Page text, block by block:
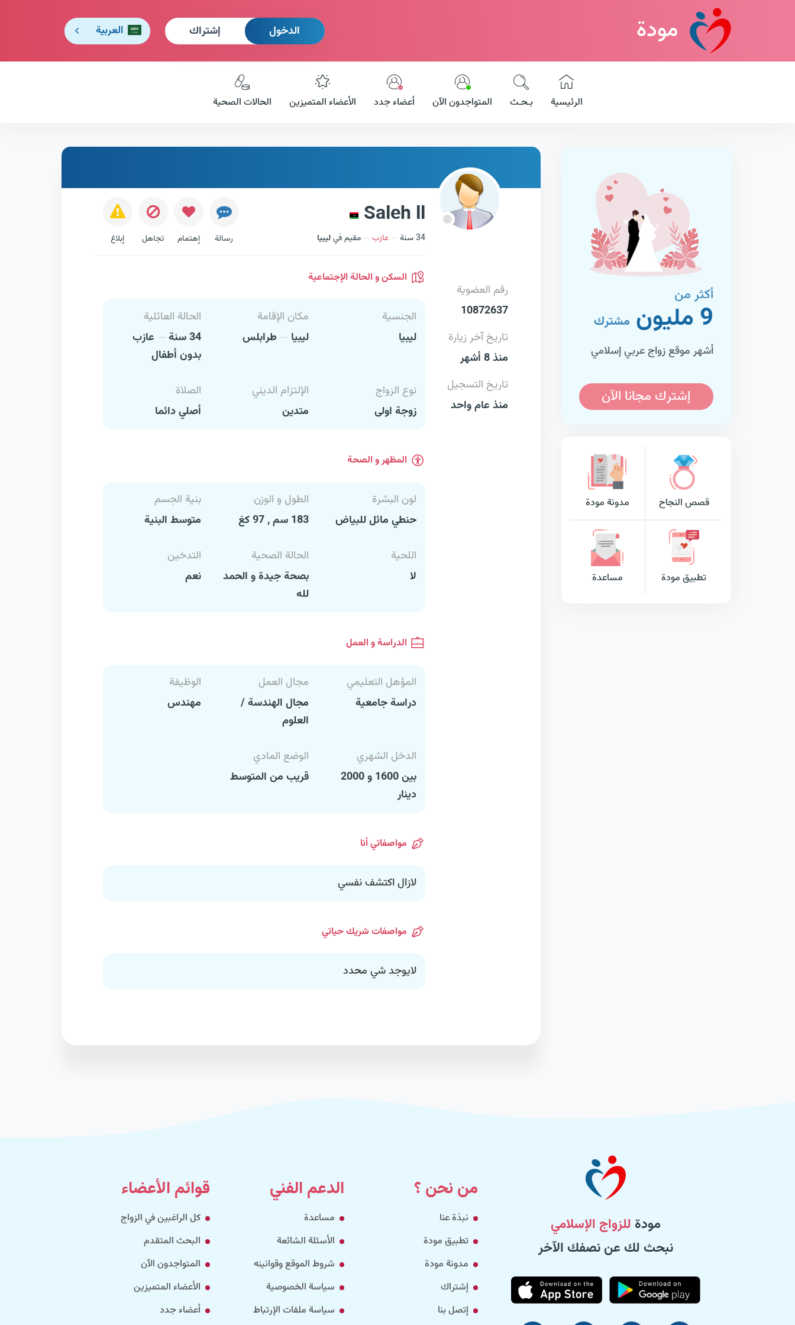
مودة الدخول إشتراك العربية
الرئيسية بـحـث المتواجدون الآن أعضاء جدد الأعضاء المتميزين الحالات الصحية
أكثر من
9 مليون مشترك
أشهر موقع زواج عربي إسلامي
إشترك مجانا الآن
قصص النجاح مدونة مودة
تطبيق مودة مساعدة
Saleh ll
34 سنة عازب مقيم فيليبيا رسالة إهتمام تجاهل إبلاغ
رقم العضوية
10872637
تاريخ آخر زيارة
منذ 8 أشهر
تاريخ التسجيل
منذ عام واحد
السكن و الحالة الإجتماعية
الجنسية
ليبيا
مكان الإقامة
ليبيا
طرابلس
الحالة العائلية
34 سنة
عازب
بدون أطفال
نوع الزواج
زوجة اولى
الإلتزام الديني
متدين
الصلاة
أصلي دائما
المظهر و الصحة
لون البشرة
حنطي مائل للبياض
الطول و الوزن
183 سم , 97 كغ
بنية الجسم
متوسط البنية
اللحية
لا
الحالة الصحية
بصحة جيدة و الحمد
لله
التدخين
نعم
الدراسة و العمل
المؤهل التعليمي
دراسة جامعية
مجال العمل
مجال الهندسة /
العلوم
الوظيفة
مهندس
الدخل الشهري
بين 1600 و 2000
دينار
الوضع المادي
قريب من المتوسط
مواصفاتي أنا
لازال اكتشف نفسي
مواصفات شريك حياتي
لايوجد شي محدد
مودة للزواج الإسلامي
نبحث لك عن نصفك الآخر
من نحن ؟
نبذة عنا
تطبيق مودة
مدونة مودة
إشتراك
إتصل بنا
الدعم الفني
مساعدة
الأسئلة الشائعة
شروط الموقع وقوانينه
سياسة الخصوصية
سياسة ملفات الإرتباط
قوائم الأعضاء
كل الراغبين في الزواج
البحث المتقدم
المتواجدون الآن
الأعضاء المتميزين
أعضاء جدد